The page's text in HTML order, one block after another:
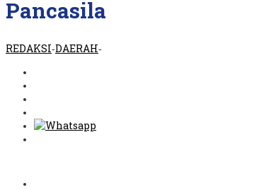
Pancasila
REDAKSI-DAERAH-